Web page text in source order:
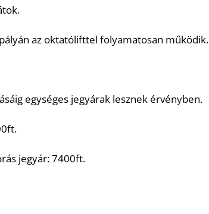
az oktatólifttel folyamatosan működik.
egységes jegyárak lesznek érvényben.
jegyár: 7400ft.